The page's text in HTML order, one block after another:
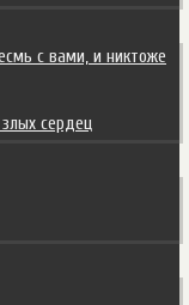
с вами, и никтоже
сердец